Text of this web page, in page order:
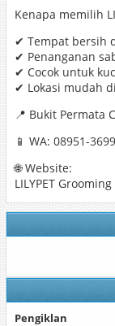
Kenapa memilih
✔ Tempat bersih
✔ Penanganan
✔ Cocok untuk
✔ Lokasi mudah
📍 Bukit Permata
📱 WA: 08951-
🌐 Website:
LILYPET
Pengiklan